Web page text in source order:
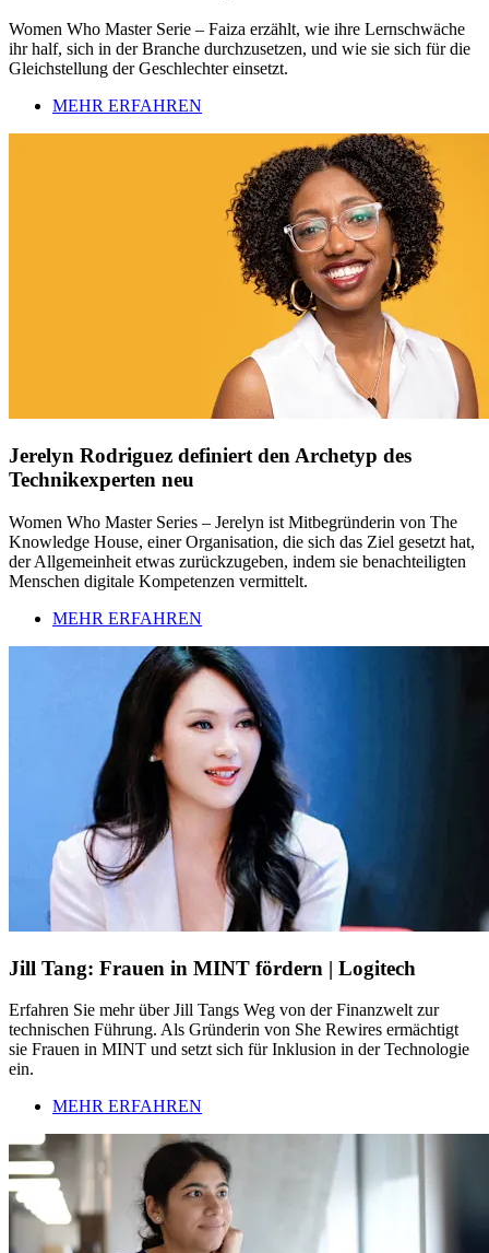
Women Who Master Serie – Faiza erzählt, wie ihre Lernschwäche
ihr half, sich in der Branche durchzusetzen, und wie sie sich für die
Gleichstellung der Geschlechter einsetzt.
MEHR ERFAHREN
Jerelyn Rodriguez definiert den Archetyp des
Technikexperten neu
Women Who Master Series – Jerelyn ist Mitbegründerin von The
Knowledge House, einer Organisation, die sich das Ziel gesetzt hat,
der Allgemeinheit etwas zurückzugeben, indem sie benachteiligten
Menschen digitale Kompetenzen vermittelt.
MEHR ERFAHREN
Jill Tang: Frauen in MINT fördern | Logitech
Erfahren Sie mehr über Jill Tangs Weg von der Finanzwelt zur
technischen Führung. Als Gründerin von She Rewires ermächtigt
sie Frauen in MINT und setzt sich für Inklusion in der Technologie
ein.
MEHR ERFAHREN